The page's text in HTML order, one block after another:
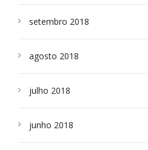
setembro 2018
agosto 2018
julho 2018
junho 2018